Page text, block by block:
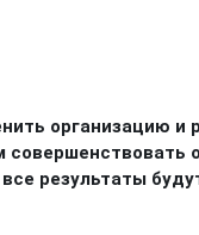
курса
организацию и
результаты